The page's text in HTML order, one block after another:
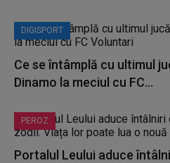
DIGISPORT
Ce se întâmplă cu ultimul
Dinamo la meciul cu FC...
PEROZ
Portalul Leului aduce